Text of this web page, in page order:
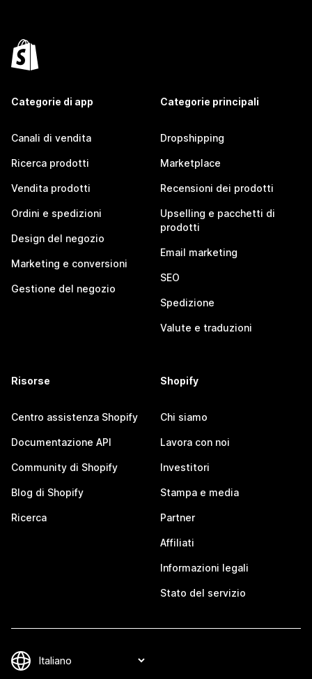
Categorie di app
Canali di vendita
Ricerca prodotti
Vendita prodotti
Ordini e spedizioni
Design del negozio
Marketing e conversioni
Gestione del negozio
Categorie principali
Dropshipping
Marketplace
Recensioni dei prodotti
Upselling e pacchetti di
prodotti
Email marketing
SEO
Spedizione
Valute e traduzioni
Risorse
Centro assistenza Shopify
Documentazione API
Community di Shopify
Blog di Shopify
Ricerca
Shopify
Chi siamo
Lavora con noi
Investitori
Stampa e media
Partner
Affiliati
Informazioni legali
Stato del servizio